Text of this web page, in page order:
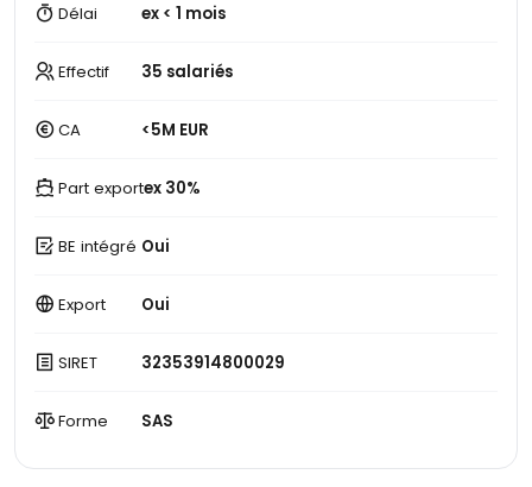
Délai ex < 1 mois
Effectif 35 salariés
CA <5M EUR
Part exportex 30%
BE intégré Oui
Export Oui
SIRET 32353914800029
Forme SAS